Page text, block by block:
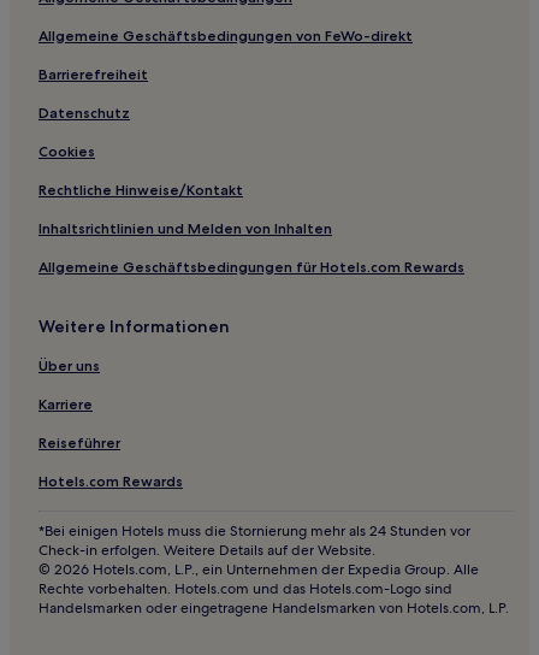
Allgemeine Geschäftsbedingungen von FeWo-direkt
Barrierefreiheit
Datenschutz
Cookies
Rechtliche Hinweise/Kontakt
Inhaltsrichtlinien und Melden von Inhalten
Allgemeine Geschäftsbedingungen für Hotels.com Rewards
Weitere Informationen
Über uns
Karriere
Reiseführer
Hotels.com Rewards
*Bei einigen Hotels muss die Stornierung mehr als 24 Stunden vor
Check-in erfolgen. Weitere Details auf der Website.
© 2026 Hotels.com, L.P., ein Unternehmen der Expedia Group. Alle
Rechte vorbehalten. Hotels.com und das Hotels.com-Logo sind
Handelsmarken oder eingetragene Handelsmarken von Hotels.com, L.P.